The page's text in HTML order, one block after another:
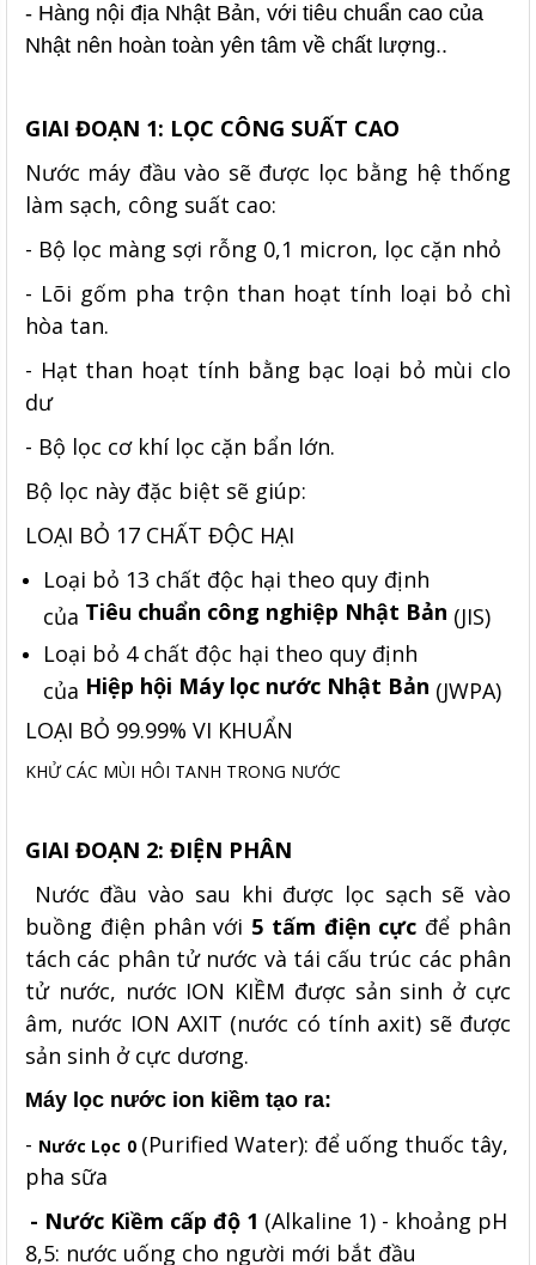
- Hàng nội địa Nhật Bản, với tiêu chuẩn cao của
Nhật nên hoàn toàn yên tâm về chất lượng..
GIAI ĐOẠN 1: LỌC CÔNG SUẤT CAO
Nước máy đầu vào sẽ được lọc bằng hệ thống
làm sạch, công suất cao:
- Bộ lọc màng sợi rỗng 0,1 micron, lọc cặn nhỏ
- Lõi gốm pha trộn than hoạt tính loại bỏ chì
hòa tan.
- Hạt than hoạt tính bằng bạc loại bỏ mùi clo
dư
- Bộ lọc cơ khí lọc cặn bẩn lớn.
Bộ lọc này đặc biệt sẽ giúp:
LOẠI BỎ 17 CHẤT ĐỘC HẠI
Loại bỏ 13 chất độc hại theo quy định
của Tiêu chuẩn công nghiệp Nhật Bản (JIS)
Loại bỏ 4 chất độc hại theo quy định
của Hiệp hội Máy lọc nước Nhật Bản (JWPA)
LOẠI BỎ 99.99% VI KHUẨN
KHỬ CÁC MÙI HÔI TANH TRONG NƯỚC
GIAI ĐOẠN 2: ĐIỆN PHÂN
Nước đầu vào sau khi được lọc sạch sẽ vào
buồng điện phân với 5 tấm điện cực để phân
tách các phân tử nước và tái cấu trúc các phân
tử nước, nước ION KIỀM được sản sinh ở cực
âm, nước ION AXIT (nước có tính axit) sẽ được
sản sinh ở cực dương.
Máy lọc nước ion kiềm tạo ra:
- Nước Lọc 0 (Purified Water): để uống thuốc tây,
pha sữa
- Nước Kiềm cấp độ 1 (Alkaline 1) - khoảng pH
8,5: nước uống cho người mới bắt đầu